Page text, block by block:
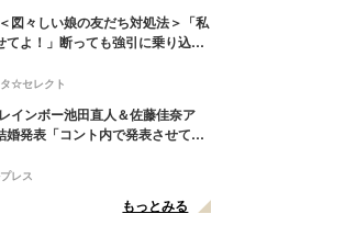
＜図々しい娘の友だち対処法＞「私
てよ！」断っても強引に乗り込ん
☆セレクト
レインボー池田直人＆佐藤佳奈ア
婚発表「コント内で発表させてい
ため
レス
もっとみる